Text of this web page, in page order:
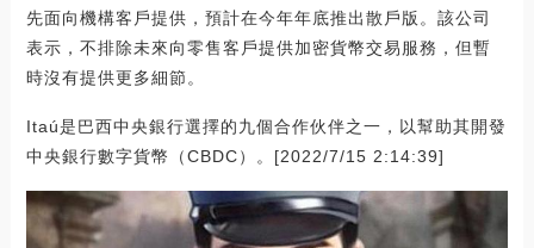
先面向機構客戶提供，預計在今年年底推出散戶版。該公司
表示，不排除未來向零售客戶提供加密貨幣交易服務，但暫
時沒有提供更多細節。
Itaú是巴西中央銀行選擇的九個合作伙伴之一，以幫助其開發
中央銀行數字貨幣（CBDC）。[2022/7/15 2:14:39]